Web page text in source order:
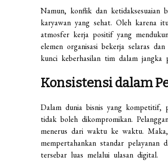
Namun, konflik dan ketidaksesuaian
karyawan yang sehat. Oleh karena
atmosfer kerja positif yang
elemen organisasi bekerja selaras
kunci keberhasilan tim dalam jangka
Konsistensi dalam
Dalam dunia bisnis yang kompetitif,
tidak boleh dikompromikan.
menerus dari waktu ke waktu.
mempertahankan standar
tersebar luas melalui ulasan digital.